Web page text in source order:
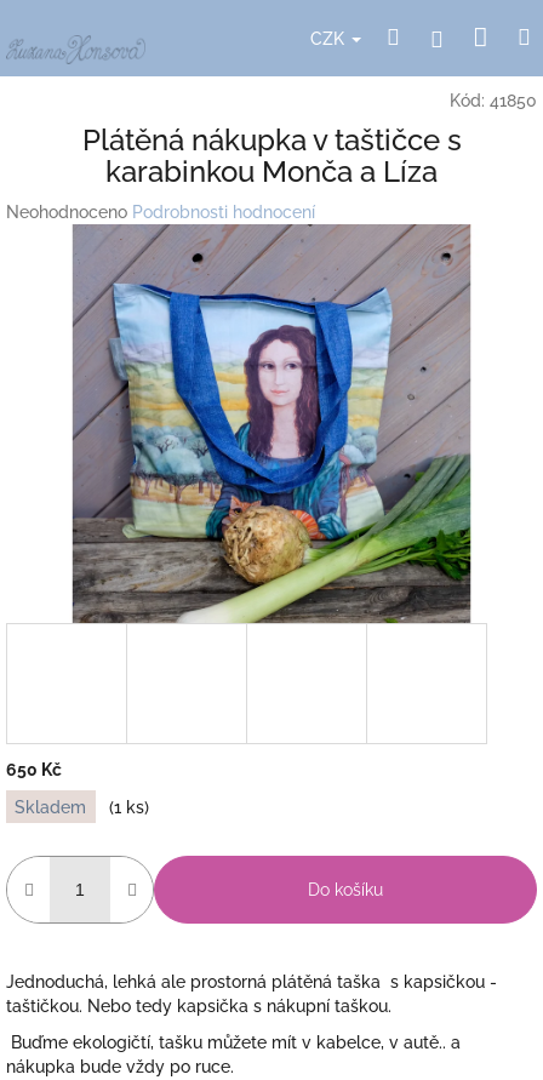
na
obsah
CZK HledatPřihlášení
Kód: 41850
Plátěná nákupka v taštičce s
karabinkou Monča a Líza
Průměrné
produktu
hvězdiček.
Neohodnoceno Podrobnosti hodnocení
650 Kč
Měrná
cena:
Skladem (1 ks)
Do košíku
Jednoduchá, lehká ale prostorná plátěná taška s kapsičkou -
taštičkou. Nebo tedy kapsička s nákupní taškou.
Buďme ekologičtí, tašku můžete mít v kabelce, v autě.. a
nákupka bude vždy po ruce.